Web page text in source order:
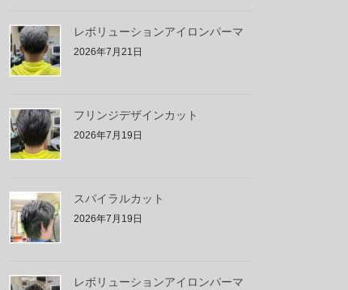
レボリューションアイロンパーマ
2026年7月21日
フリンジデザインカット
2026年7月19日
スパイラルカット
2026年7月19日
レボリューションアイロンパーマ